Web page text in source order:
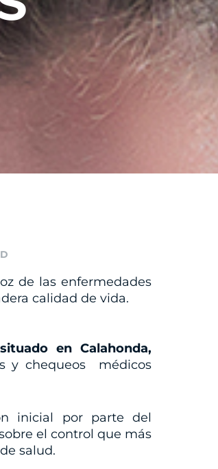
de las enfermedades
calidad de vida.
en Calahonda,
y chequeos médicos
inicial por parte del
el control que más
salud.